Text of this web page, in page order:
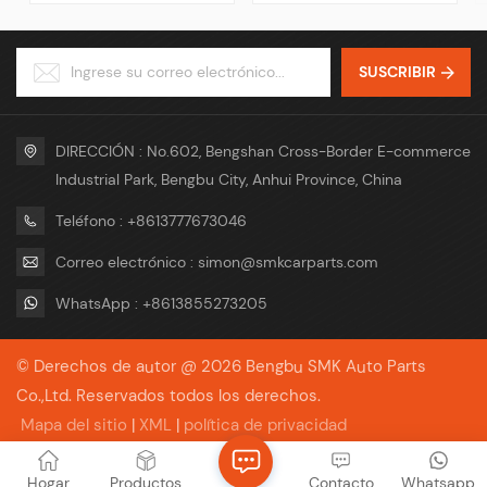
Neutral Package or with Your
ODM
Término comercial FOB, CIF,
neutral o con su logotipo
SUSCRIBIR
DIRECCIÓN : No.602, Bengshan Cross-Border E-commerce
Industrial Park, Bengbu City, Anhui Province, China
Teléfono : +8613777673046
Correo electrónico : simon@smkcarparts.com
WhatsApp : +8613855273205
© Derechos de autor @ 2026 Bengbu SMK Auto Parts
Co.,Ltd. Reservados todos los derechos.
Mapa del sitio | XML | política de privacidad
Red IPv6 compatible
Hogar Productos Whatsapp
Contacto